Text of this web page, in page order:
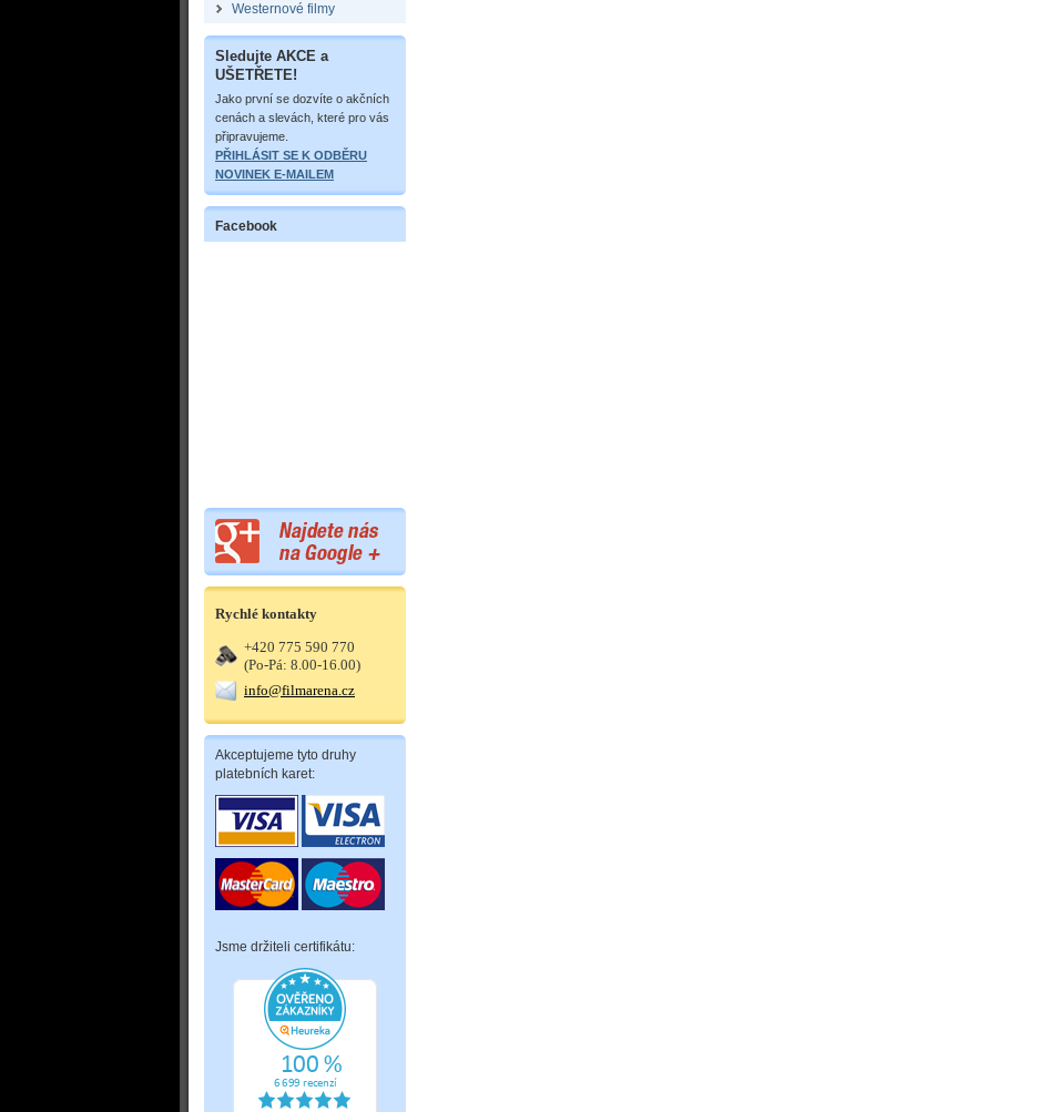
Westernové filmy
Sledujte AKCE a
UŠETŘETE!
Jako první se dozvíte o akčních
cenách a slevách, které pro vás
připravujeme.
PŘIHLÁSIT SE K ODBĚRU
NOVINEK E-MAILEM
Facebook
Rychlé kontakty
+420 775 590 770
(Po-Pá: 8.00-16.00)
info@filmarena.cz
Akceptujeme tyto druhy
platebních karet:
Jsme držiteli certifikátu: